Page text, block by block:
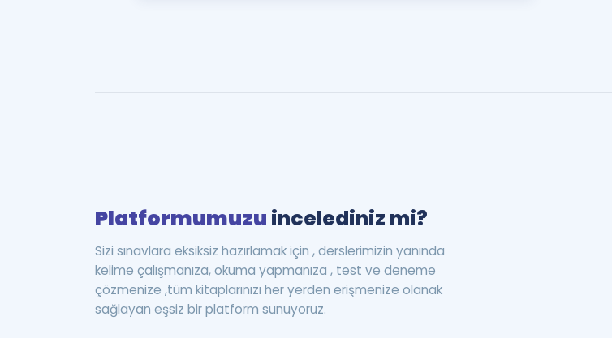
Platformumuzu incelediniz mi?
Sizi sınavlara eksiksiz hazırlamak için , derslerimizin yanında
kelime çalışmanıza, okuma yapmanıza , test ve deneme
çözmenize ,tüm kitaplarınızı her yerden erişmenize olanak
sağlayan eşsiz bir platform sunuyoruz.